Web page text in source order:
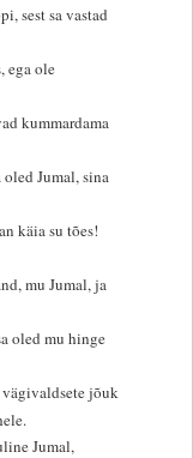
sest sa vastad
ega ole
kummardama
Jumal, sina
käia su tões!
mu Jumal, ja
oled mu hinge
jõuk
Jumal,